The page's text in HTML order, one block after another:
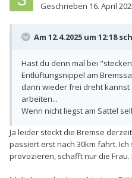
Geschrieben 16. April
Am 12.4.2025 um 12:18
Hast du denn mal bei
Entlüftungsnippel am
dann wieder frei dreht
arbeiten...
Wenn nicht liegst am Sattel
Ja leider steckt die Bremse
passiert erst nach 30km fahrt.
provozieren, schafft nur die